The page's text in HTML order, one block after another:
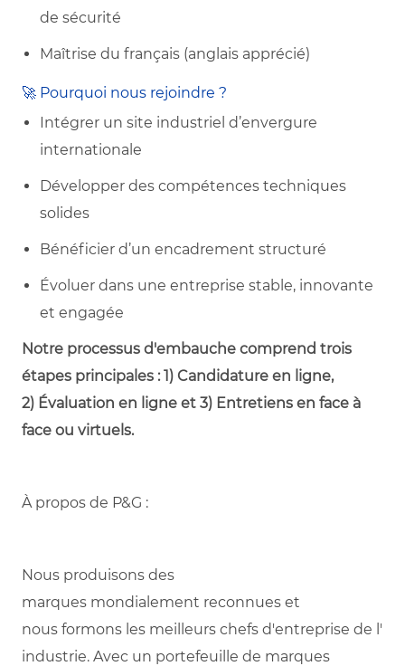
de sécurité
Maîtrise du français (anglais apprécié)
🚀 Pourquoi nous rejoindre ?
Intégrer un site industriel d’envergure
internationale
Développer des compétences techniques
solides
Bénéficier d’un encadrement structuré
Évoluer dans une entreprise stable, innovante
et engagée
Notre processus d'embauche comprend trois
étapes principales : 1) Candidature en ligne,
2) Évaluation en ligne et 3) Entretiens en face à
face ou virtuels.
À propos de P&G :
Nous produisons des
marques mondialement reconnues et
nous formons les meilleurs chefs d'entreprise de l'
industrie. Avec un portefeuille de marques